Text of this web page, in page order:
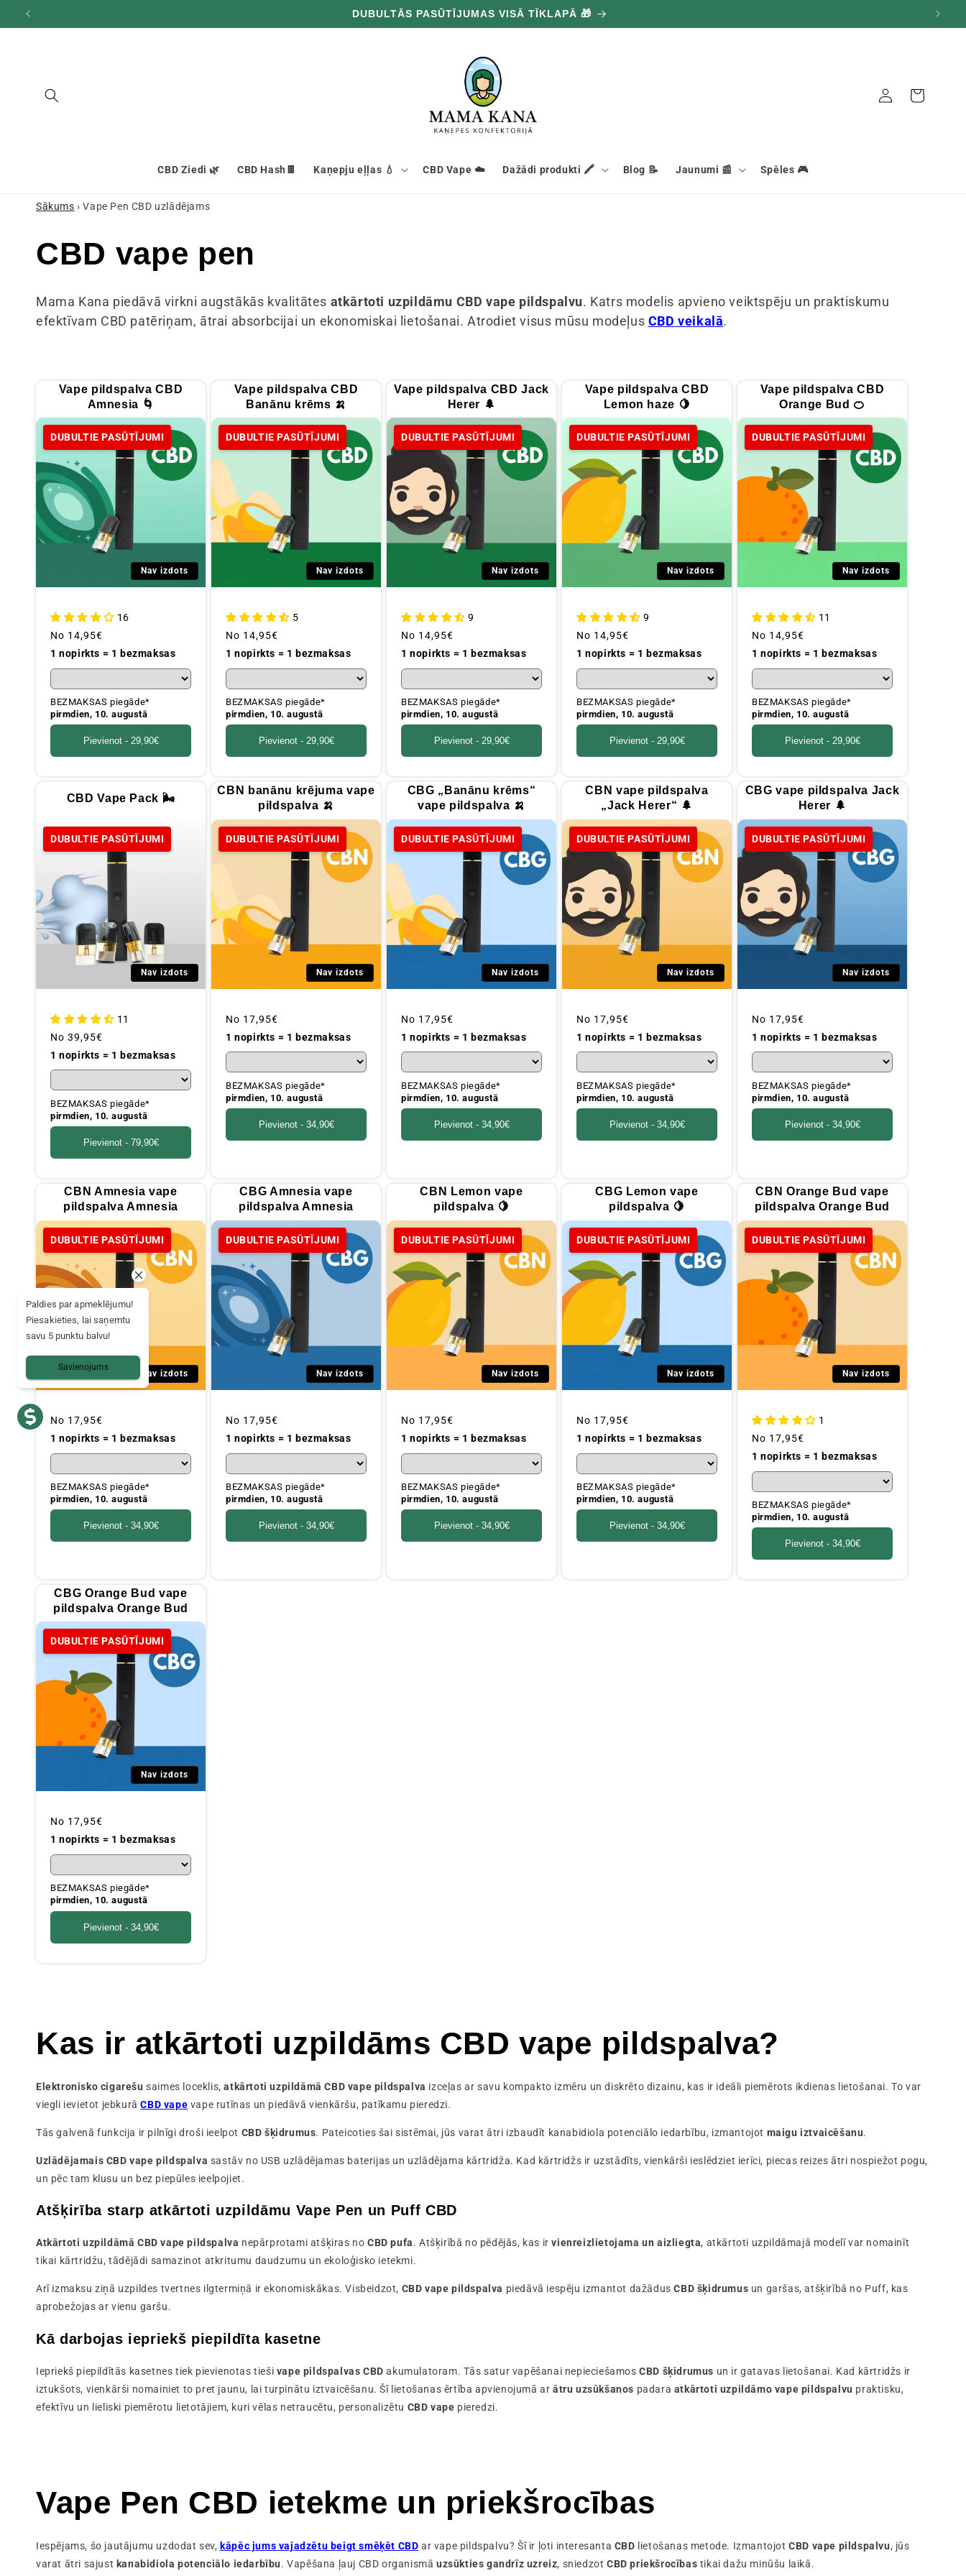
pāriet
pie
DUBULTĀS PASŪTĪJUMAS VISĀ TĪKLAPĀ 🎁
CBD Ziedi 🌿 CBD Hash🍫 Kaņepju eļļas 💧 CBD Vape ☁️ Dažādi produkti 🖍️ Blog 📝 Jaunumi 📰 Spēles 🎮
SavienojumsGrozs
Sākums › Vape Pen CBD uzlādējams
K
o
l
k
c
i
j
CBD vape pen
Mama Kana piedāvā virkni augstākās kvalitātes atkārtoti uzpildāmu CBD vape pildspalvu. Katrs modelis apvieno veiktspēju un praktiskumu
efektīvam CBD patēriņam, ātrai absorbcijai un ekonomiskai lietošanai. Atrodiet visus mūsu modeļus CBD veikalā.
Vape pildspalva CBD
Amnesia 🌀
DUBULTIE PASŪTĪJUMI
Nav izdots
16
Parastā
cena
No 14,95€
1 nopirkts = 1 bezmaksas
BEZMAKSAS piegāde*
pirmdien, 10. augustā
Pievienot - 29,90€
Vape pildspalva CBD
Banānu krēms 🍌
DUBULTIE PASŪTĪJUMI
Nav izdots
5
Parastā
cena
No 14,95€
1 nopirkts = 1 bezmaksas
BEZMAKSAS piegāde*
pirmdien, 10. augustā
Pievienot - 29,90€
Vape pildspalva CBD Jack
Herer 🌲
DUBULTIE PASŪTĪJUMI
Nav izdots
9
Parastā
cena
No 14,95€
1 nopirkts = 1 bezmaksas
BEZMAKSAS piegāde*
pirmdien, 10. augustā
Pievienot - 29,90€
Vape pildspalva CBD
Lemon haze 🍋
DUBULTIE PASŪTĪJUMI
Nav izdots
9
Parastā
cena
No 14,95€
1 nopirkts = 1 bezmaksas
BEZMAKSAS piegāde*
pirmdien, 10. augustā
Pievienot - 29,90€
Vape pildspalva CBD
Orange Bud 🍊
DUBULTIE PASŪTĪJUMI
Nav izdots
11
Parastā
cena
No 14,95€
1 nopirkts = 1 bezmaksas
BEZMAKSAS piegāde*
pirmdien, 10. augustā
Pievienot - 29,90€
CBD Vape Pack 🌬️
DUBULTIE PASŪTĪJUMI
Nav izdots
11
Parastā
cena
No 39,95€
1 nopirkts = 1 bezmaksas
BEZMAKSAS piegāde*
pirmdien, 10. augustā
Pievienot - 79,90€
CBN banānu krējuma vape
pildspalva 🍌
DUBULTIE PASŪTĪJUMI
Nav izdots
Parastā
cena
No 17,95€
1 nopirkts = 1 bezmaksas
BEZMAKSAS piegāde*
pirmdien, 10. augustā
Pievienot - 34,90€
CBG „Banānu krēms“
vape pildspalva 🍌
DUBULTIE PASŪTĪJUMI
Nav izdots
Parastā
cena
No 17,95€
1 nopirkts = 1 bezmaksas
BEZMAKSAS piegāde*
pirmdien, 10. augustā
Pievienot - 34,90€
CBN vape pildspalva
„Jack Herer“ 🌲
DUBULTIE PASŪTĪJUMI
Nav izdots
Parastā
cena
No 17,95€
1 nopirkts = 1 bezmaksas
BEZMAKSAS piegāde*
pirmdien, 10. augustā
Pievienot - 34,90€
CBG vape pildspalva Jack
Herer 🌲
DUBULTIE PASŪTĪJUMI
Nav izdots
Parastā
cena
No 17,95€
1 nopirkts = 1 bezmaksas
BEZMAKSAS piegāde*
pirmdien, 10. augustā
Pievienot - 34,90€
CBN Amnesia vape
pildspalva Amnesia
DUBULTIE PASŪTĪJUMI
Nav izdots
Parastā
cena
No 17,95€
1 nopirkts = 1 bezmaksas
BEZMAKSAS piegāde*
pirmdien, 10. augustā
Pievienot - 34,90€
CBG Amnesia vape
pildspalva Amnesia
DUBULTIE PASŪTĪJUMI
Nav izdots
Parastā
cena
No 17,95€
1 nopirkts = 1 bezmaksas
BEZMAKSAS piegāde*
pirmdien, 10. augustā
Pievienot - 34,90€
CBN Lemon vape
pildspalva 🍋
DUBULTIE PASŪTĪJUMI
Nav izdots
Parastā
cena
No 17,95€
1 nopirkts = 1 bezmaksas
BEZMAKSAS piegāde*
pirmdien, 10. augustā
Pievienot - 34,90€
CBG Lemon vape
pildspalva 🍋
DUBULTIE PASŪTĪJUMI
Nav izdots
Parastā
cena
No 17,95€
1 nopirkts = 1 bezmaksas
BEZMAKSAS piegāde*
pirmdien, 10. augustā
Pievienot - 34,90€
CBN Orange Bud vape
pildspalva Orange Bud
DUBULTIE PASŪTĪJUMI
Nav izdots
1
Parastā
cena
No 17,95€
1 nopirkts = 1 bezmaksas
BEZMAKSAS piegāde*
pirmdien, 10. augustā
Pievienot - 34,90€
CBG Orange Bud vape
pildspalva Orange Bud
DUBULTIE PASŪTĪJUMI
Nav izdots
Parastā
cena
No 17,95€
1 nopirkts = 1 bezmaksas
BEZMAKSAS piegāde*
pirmdien, 10. augustā
Pievienot - 34,90€
Kas ir atkārtoti uzpildāms CBD vape pildspalva?
Elektronisko cigarešu saimes loceklis,atkārtoti uzpildāmā CBD vape pildspalva izceļas ar savu kompakto izmēru un diskrēto dizainu, kas ir ideāli piemērots ikdienas lietošanai. To var
viegli ievietot jebkurāCBD vape vape rutīnas un piedāvā vienkāršu, patīkamu pieredzi.
Tās galvenā funkcija ir pilnīgi droši ieelpot CBD šķidrumus. Pateicoties šai sistēmai, jūs varat ātri izbaudīt kanabidiola potenciālo iedarbību, izmantojot maigu iztvaicēšanu.
Uzlādējamais CBD vape pildspalva sastāv no USB uzlādējamas baterijas un uzlādējama kārtridža. Kad kārtridžs ir uzstādīts, vienkārši ieslēdziet ierīci, piecas reizes ātri nospiežot pogu,
un pēc tam klusu un bez piepūles ieelpojiet.
Atšķirība starp atkārtoti uzpildāmu Vape Pen un Puff CBD
Atkārtoti uzpildāmā CBD vape pildspalva nepārprotami atšķiras noCBD pufa. Atšķirībā no pēdējās, kas irvienreizlietojama un aizliegta, atkārtoti uzpildāmajā modelī var nomainīt
tikai kārtridžu, tādējādi samazinot atkritumu daudzumu un ekoloģisko ietekmi.
Arī izmaksu ziņā uzpildes tvertnes ilgtermiņā ir ekonomiskākas. Visbeidzot, CBD vape pildspalva piedāvā iespēju izmantot dažādusCBD šķidrumus un garšas, atšķirībā no Puff, kas
aprobežojas ar vienu garšu.
Kā darbojas iepriekš piepildīta kasetne
Iepriekš piepildītās kasetnes tiek pievienotas tieši vape pildspalvas CBD akumulatoram. Tās satur vapēšanai nepieciešamosCBD šķidrumus un ir gatavas lietošanai. Kad kārtridžs ir
iztukšots, vienkārši nomainiet to pret jaunu, lai turpinātu iztvaicēšanu. Šī lietošanas ērtība apvienojumā ar ātru uzsūkšanos padara atkārtoti uzpildāmo vape pildspalvu praktisku,
efektīvu un lieliski piemērotu lietotājiem, kuri vēlas netraucētu, personalizētu CBD vape pieredzi.
Vape Pen CBD ietekme un priekšrocības
Iespējams, šo jautājumu uzdodat sev, kāpēc jums vajadzētu beigt smēķēt CBD ar vape pildspalvu? Šī ir ļoti interesanta CBD lietošanas metode. IzmantojotCBD vape pildspalvu, jūs
varat ātri sajust kanabidiola potenciālo iedarbību. Vapēšana ļauj CBD organismāuzsūkties gandrīz uzreiz, sniedzotCBD priekšrocības tikai dažu minūšu laikā.
Paldies par apmeklējumu!
Piesakieties, lai saņemtu
savu 5 punktu balvu!
Savienojums